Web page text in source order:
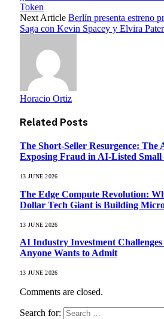
Token
Next Article Berlín presenta estreno
Saga con Kevin Spacey y Elvira
Horacio Ortiz
Related Posts
The Short-Seller Resurgence: The
Exposing Fraud in AI-Listed Small
13 JUNE 2026
The Edge Compute Revolution:
Dollar Tech Giant is Building
13 JUNE 2026
AI Industry Investment
Anyone Wants to Admit
13 JUNE 2026
Comments are closed.
Search for: